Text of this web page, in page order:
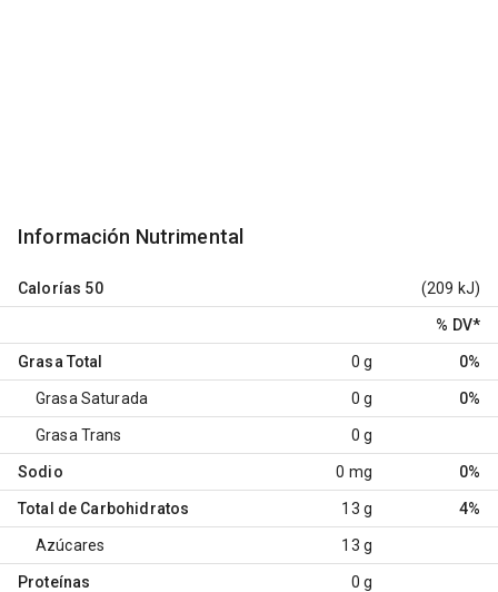
Información Nutrimental
Calorías 50 (209 kJ)
% DV*
Grasa Total 0 g 0%
Grasa Saturada 0 g 0%
Grasa Trans 0 g
Sodio 0 mg 0%
Total de Carbohidratos 13 g 4%
Azúcares 13 g
Proteínas 0 g